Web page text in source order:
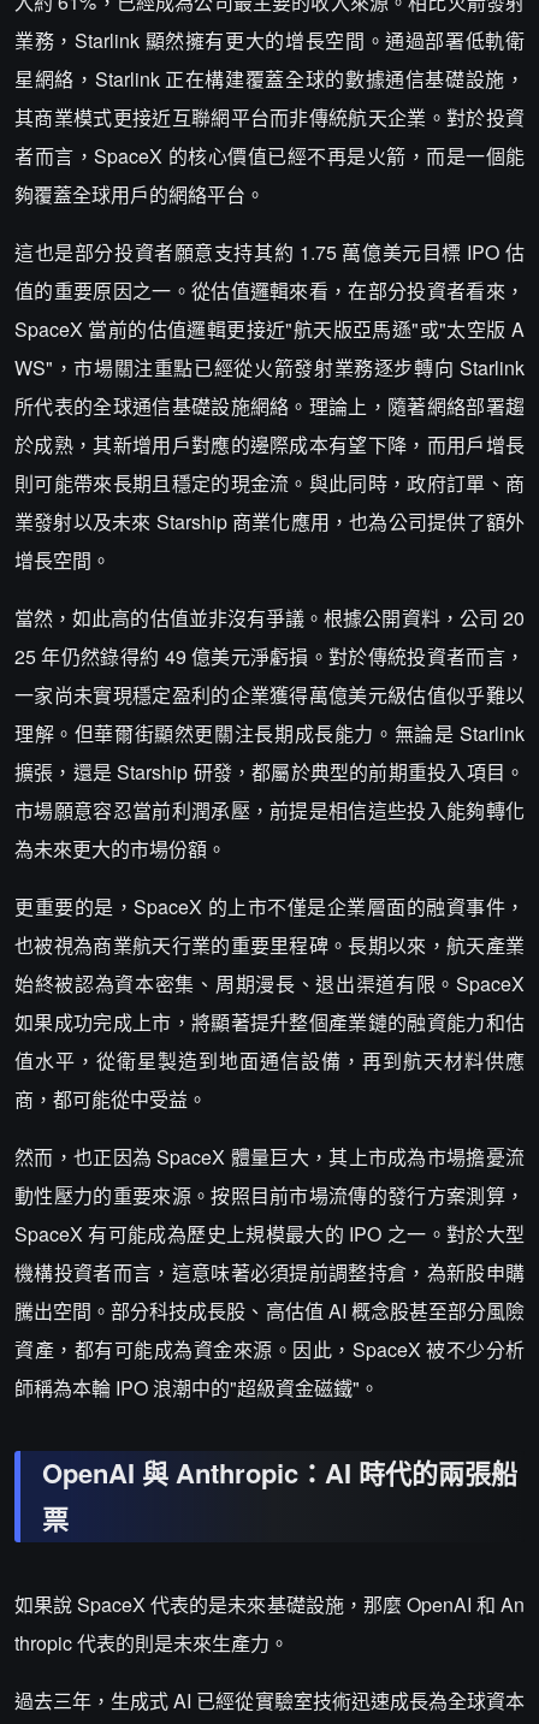
業務，Starlink 顯然擁有更大的增長空間。通過部署低軌衛
星網絡，Starlink 正在構建覆蓋全球的數據通信基礎設施，
其商業模式更接近互聯網平台而非傳統航天企業。對於投資
者而言，SpaceX 的核心價值已經不再是火箭，而是一個能
夠覆蓋全球用戶的網絡平台。
這也是部分投資者願意支持其約 1.75 萬億美元目標 IPO 估
值的重要原因之一。從估值邏輯來看，在部分投資者看來，
SpaceX 當前的估值邏輯更接近"航天版亞馬遜"或"太空版 A
WS"，市場關注重點已經從火箭發射業務逐步轉向 Starlink
所代表的全球通信基礎設施網絡。理論上，隨著網絡部署趨
於成熟，其新增用戶對應的邊際成本有望下降，而用戶增長
則可能帶來長期且穩定的現金流。與此同時，政府訂單、商
業發射以及未來 Starship 商業化應用，也為公司提供了額外
增長空間。
當然，如此高的估值並非沒有爭議。根據公開資料，公司 20
25 年仍然錄得約 49 億美元淨虧損。對於傳統投資者而言，
一家尚未實現穩定盈利的企業獲得萬億美元級估值似乎難以
理解。但華爾街顯然更關注長期成長能力。無論是 Starlink
擴張，還是 Starship 研發，都屬於典型的前期重投入項目。
市場願意容忍當前利潤承壓，前提是相信這些投入能夠轉化
為未來更大的市場份額。
更重要的是，SpaceX 的上市不僅是企業層面的融資事件，
也被視為商業航天行業的重要里程碑。長期以來，航天產業
始終被認為資本密集、周期漫長、退出渠道有限。SpaceX
如果成功完成上市，將顯著提升整個產業鏈的融資能力和估
值水平，從衛星製造到地面通信設備，再到航天材料供應
商，都可能從中受益。
然而，也正因為 SpaceX 體量巨大，其上市成為市場擔憂流
動性壓力的重要來源。按照目前市場流傳的發行方案測算，
SpaceX 有可能成為歷史上規模最大的 IPO 之一。對於大型
機構投資者而言，這意味著必須提前調整持倉，為新股申購
騰出空間。部分科技成長股、高估值 AI 概念股甚至部分風險
資產，都有可能成為資金來源。因此，SpaceX 被不少分析
師稱為本輪 IPO 浪潮中的"超級資金磁鐵"。
OpenAI 與 Anthropic：AI 時代的兩張船
票
如果說 SpaceX 代表的是未來基礎設施，那麼 OpenAI 和 An
thropic 代表的則是未來生產力。
過去三年，生成式 AI 已經從實驗室技術迅速成長為全球資本